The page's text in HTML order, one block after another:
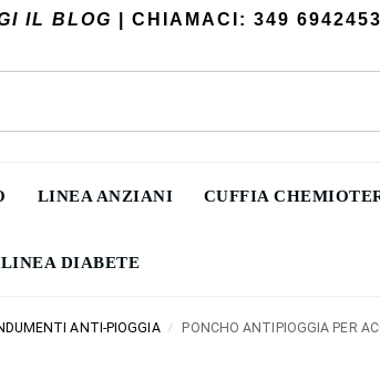
IL BLOG | CHIAMACI: 349 6942453
LINEA ANZIANI CUFFIA
LINEA DIABETE
ANTI-PIOGGIA / PONCHO ANTIPIOGGIA PER